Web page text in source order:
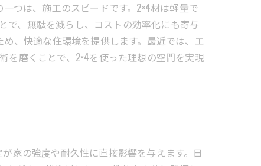
つは、施工のスピードです。2×4材は軽量で
で、無駄を減らし、コストの効率化にも寄与
、快適な住環境を提供します。最近では、エ
を磨くことで、2×4を使った理想の空間を実現
家の強度や耐久性に直接影響を与えます。日